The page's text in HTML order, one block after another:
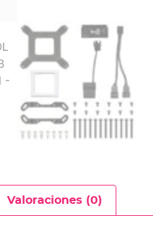
Valoraciones (0)